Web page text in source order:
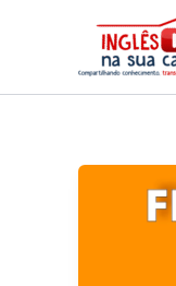
conteúdo